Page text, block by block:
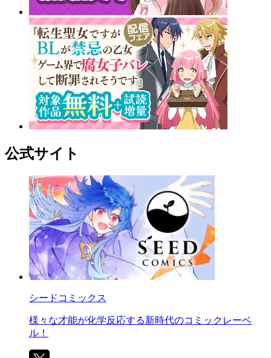
公式サイト
シードコミックス
様々な才能が化学反応する新時代のコミックレーベ
ル！